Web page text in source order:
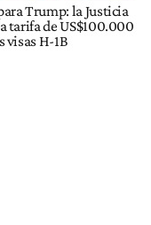
Trump: la Justicia
tarifa de US$100.000
visas H-1B